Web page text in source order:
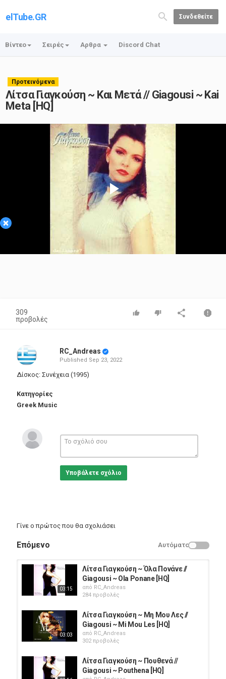
elTube.GR Συνδεθείτε
Βίντεο Σειρές Αρθρα Discord Chat
Προτεινόμενα
Λίτσα Γιαγκούση ~ Και Μετά // Giagousi ~ Kai
Meta [HQ]
×
Play
Video
309
προβολές
RC_Andreas
Published Sep 23, 2022
Δίσκος: Συνέχεια (1995)
Κατηγορίες
Greek Music
Υποβάλετε σχόλιο
Γίνε ο πρώτος που θα σχολιάσει
Επόμενο Αυτόματο
03:15
Λίτσα Γιαγκούση ~ Όλα Πονάνε //
Giagousi ~ Ola Ponane [HQ]
από RC_Andreas
284 προβολές
03:03
Λίτσα Γιαγκούση ~ Μη Μου Λες //
Giagousi ~ Mi Mou Les [HQ]
από RC_Andreas
302 προβολές
Λίτσα Γιαγκούση ~ Πουθενά //
Giagousi ~ Pouthena [HQ]